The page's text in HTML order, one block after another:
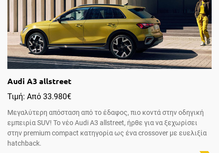
Audi A3 allstreet
Τιμή: Από 33.980€
Μεγαλύτερη απόσταση από το έδαφος, πιο κοντά στην οδηγική
εμπειρία SUV! Το νέο Audi A3 allstreet, ήρθε για να ξεχωρίσει
στην premium compact κατηγορία ως ένα crossover με ευελιξία
hatchback.